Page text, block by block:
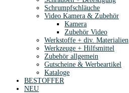
Schrumpfschläuche
Video Kamera & Zubehör
Kamera
Zubehör Video
Werkstoffe + div. Materialien
Werkzeuge + Hilfsmittel
Zubehör allgemein
Gutscheine & Werbeartikel
Kataloge
BESTOFFER
NEU